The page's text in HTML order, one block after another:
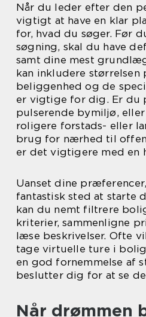
Når du leder efter den
vigtigt at have en klar
for, hvad du søger. Før
søgning, skal du have
samt dine mest
kan inkludere størrelsen
beliggenhed og de
er vigtige for dig. Er du
pulserende bymiljø,
roligere forstads- eller
brug for nærhed til
er det vigtigere med en
Uanset dine
fantastisk sted at starte
kan du nemt filtrere
kriterier, sammenligne
læse beskrivelser. Ofte
tage virtuelle ture i
en god fornemmelse af
beslutter dig for at se
Når drømmen